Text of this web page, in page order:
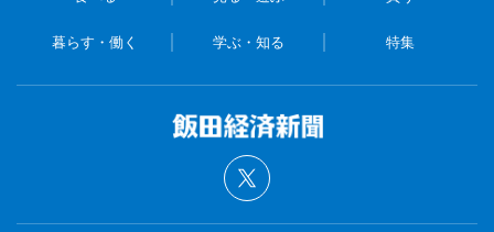
暮らす・働く 学ぶ・知る 特集